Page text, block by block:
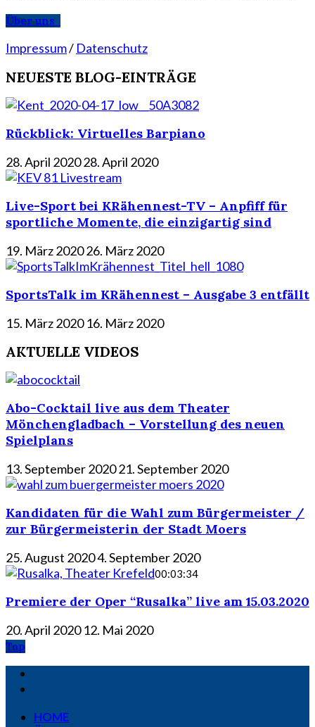
Über uns
Impressum/ Datenschutz
NEUESTE BLOG-EINTRÄGE
Rückblick: Virtuelles Barpiano
28. April 202028. April 2020
Live-Sport bei KRähennest-TV – Anpfiff für
sportliche Momente, die einzigartig sind
19. März 202026. März 2020
SportsTalk im KRähennest – Ausgabe 3 entfällt
15. März 2020 16. März 2020
AKTUELLE VIDEOS
Abo-Cocktail live aus dem Theater
Mönchengladbach – Vorstellung des neuen
Spielplans
13. September 202021. September 2020
Kandidaten für die Wahl zum Bürgermeister /
zur Bürgermeisterin der Stadt Moers
25. August 20204. September 2020
00:03:34
Premiere der Oper “Rusalka” live am 15.03.2020
20. April 2020 12. Mai 2020
Top
HOME